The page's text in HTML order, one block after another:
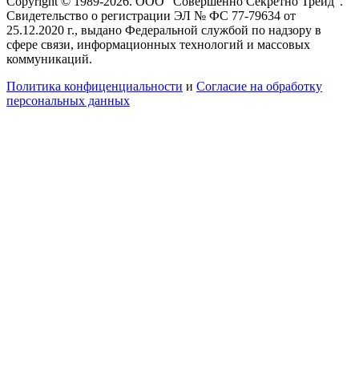
Свидетельство о регистрации ЭЛ № ФС 77-79634 от
25.12.2020 г., выдано Федеральной службой по надзору в
сфере связи, информационных технологий и массовых
коммуникаций.
Политика конфиценциальности и Согласие на обработку
персональных данных